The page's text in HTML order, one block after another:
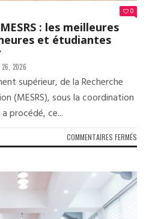
0
: les meilleures
et étudiantes
26, 2026
supérieur, de la Recherche
(MESRS), sous la coordination
procédé, ce...
COMMENTAIRES FERMÉS
DU